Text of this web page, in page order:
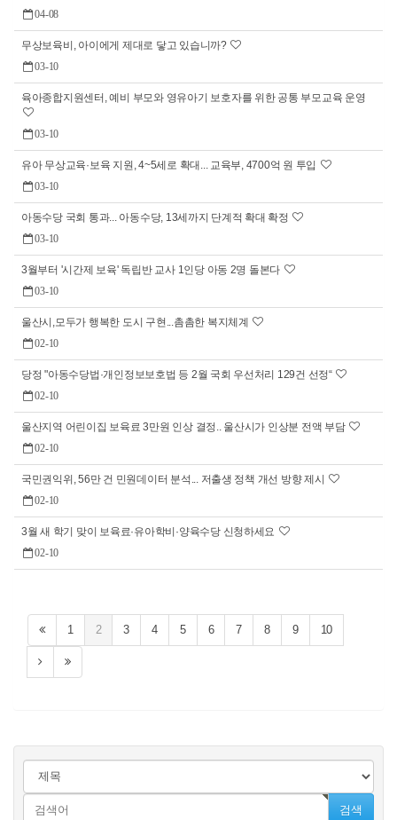
04-08
무상보육비, 아이에게 제대로 닿고 있습니까?
03-10
육아종합지원센터, 예비 부모와 영유아기 보호자를 위한 공통 부모교육 운영
03-10
유아 무상교육·보육 지원, 4~5세로 확대... 교육부, 4700억 원 투입
03-10
아동수당 국회 통과... 아동수당, 13세까지 단계적 확대 확정
03-10
3월부터 '시간제 보육' 독립반 교사 1인당 아동 2명 돌본다
03-10
울산시,모두가 행복한 도시 구현...촘촘한 복지체계
02-10
당정 "아동수당법·개인정보보호법 등 2월 국회 우선처리 129건 선정“
02-10
울산지역 어린이집 보육료 3만원 인상 결정.. 울산시가 인상분 전액 부담
02-10
국민권익위, 56만 건 민원데이터 분석... 저출생 정책 개선 방향 제시
02-10
3월 새 학기 맞이 보육료·유아학비·양육수당 신청하세요
02-10
1 2 3 4 5 6 7 8 9 10
검색